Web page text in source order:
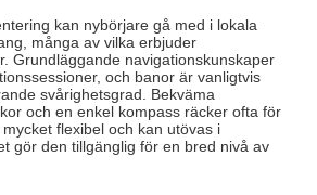
kan nybörjare gå med i lokala
många av vilka erbjuder
Grundläggande navigationskunskaper
och banor är vanligtvis
svårighetsgrad. Bekväma
och en enkel kompass räcker ofta för
flexibel och kan utövas i
gör den tillgänglig för en bred nivå av